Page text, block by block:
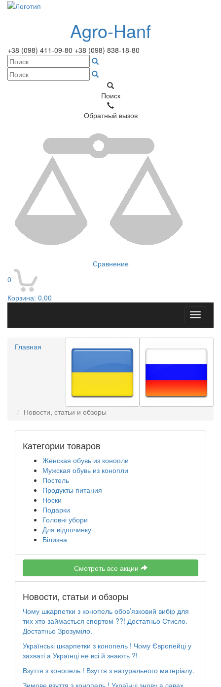
Agro-Hanf
+38 (098) 411-09-80 +38 (098) 838-18-80
Поиск
Обратный вызов
Сравнение
0
Корзина: 0,00
Toggle
Главная
Новости, статьи и обзоры
Категории товаров
Женская обувь из конопли
Мужская обувь из конопли
Постель
Продукты питания
Носки
Подарки
Головні убори
Для відпочинку
Білизна
Смотреть все акции
Новости, статьи и обзоры
Чому шкарпетки з конопель обов’язковий вибір для
тих хто займається спортом ??! Достатньо Стисло.
Достатньо Зрозуміло.
Українські шкарпетки з конопель ! Чому Європейці у
захваті а Українці не всі й знають ?!
Взуття з конопель ! Взуття з натурального матеріалу.